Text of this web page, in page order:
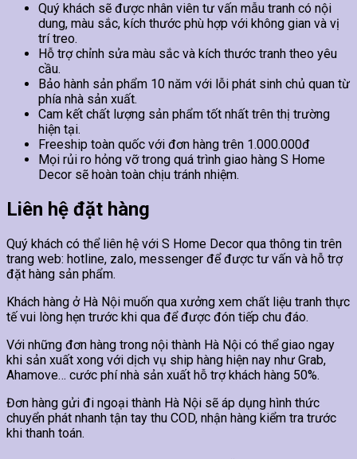
Quý khách sẽ được nhân viên tư vấn mẫu tranh có nội
dung, màu sắc, kích thước phù hợp với không gian và vị
trí treo.
Hỗ trợ chỉnh sửa màu sắc và kích thước tranh theo yêu
cầu.
Bảo hành sản phẩm 10 năm với lỗi phát sinh chủ quan từ
phía nhà sản xuất.
Cam kết chất lượng sản phẩm tốt nhất trên thị trường
hiện tại.
Freeship toàn quốc với đơn hàng trên 1.000.000đ
Mọi rủi ro hỏng vỡ trong quá trình giao hàng S Home
Decor sẽ hoàn toàn chịu tránh nhiệm.
Liên hệ đặt hàng
Quý khách có thể liên hệ với S Home Decor qua thông tin trên
trang web: hotline, zalo, messenger để được tư vấn và hỗ trợ
đặt hàng sản phẩm.
Khách hàng ở Hà Nội muốn qua xưởng xem chất liệu tranh thực
tế vui lòng hẹn trước khi qua để được đón tiếp chu đáo.
Với những đơn hàng trong nội thành Hà Nội có thể giao ngay
khi sản xuất xong với dịch vụ ship hàng hiện nay như Grab,
Ahamove… cước phí nhà sản xuất hỗ trợ khách hàng 50%.
Đơn hàng gửi đi ngoại thành Hà Nội sẽ áp dụng hình thức
chuyển phát nhanh tận tay thu COD, nhận hàng kiểm tra trước
khi thanh toán.